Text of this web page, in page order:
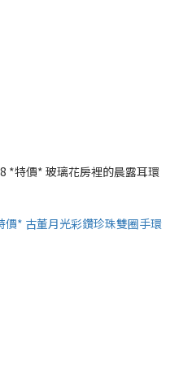
*特價* 玻璃花房裡的晨露耳環